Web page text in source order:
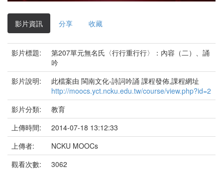
影片資訊 分享 收藏
影片標題:
第207單元無名氏〈行行重行行〉：內容（二）、誦
吟
影片說明:
此檔案由 閩南文化-詩詞吟誦 課程發佈,課程網址
http://moocs.yct.ncku.edu.tw/course/view.php?id=2
影片分類:
教育
上傳時間:
2014-07-18 13:12:33
上傳者:
NCKU MOOCs
觀看次數:
3062